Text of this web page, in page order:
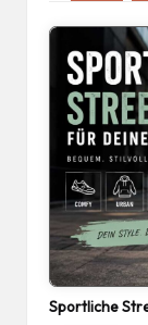
Sportliche